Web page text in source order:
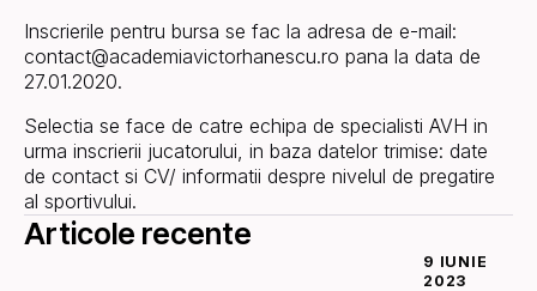
Inscrierile pentru bursa se fac la adresa de e-mail:
contact@academiavictorhanescu.ro pana la data de
27.01.2020.
Selectia se face de catre echipa de specialisti AVH in
urma inscrierii jucatorului, in baza datelor trimise: date
de contact si CV/ informatii despre nivelul de pregatire
al sportivului.
Articole recente
9 IUNIE
2023